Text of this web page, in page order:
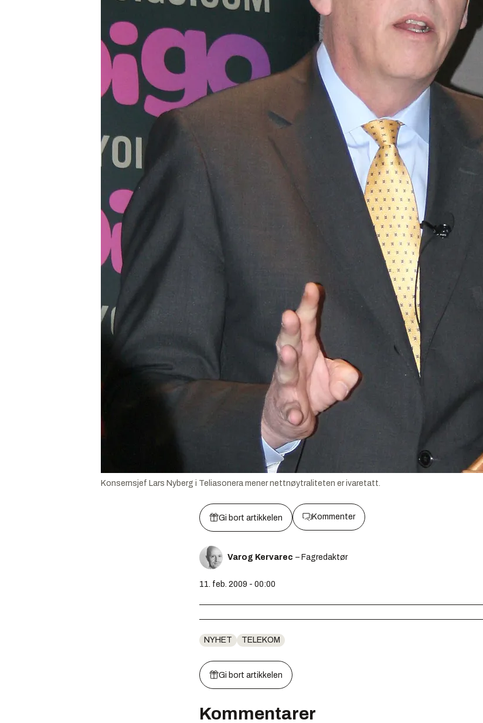
Konsernsjef Lars Nyberg i Teliasonera mener nettnøytraliteten er ivaretatt.
Gi bort artikkelen Kommenter
Varog Kervarec – Fagredaktør
11. feb. 2009 - 00:00
NYHET TELEKOM
Gi bort artikkelen
Kommentarer